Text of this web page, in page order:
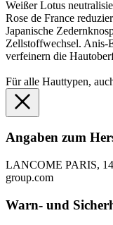
Weißer Lotus
Rose de France
Japanische
Zellstoffwechsel. Anis-
verfeinern die
Für alle Hauttypen,
Angaben zum
LANCOME PARIS, 14
group.com
Warn- und